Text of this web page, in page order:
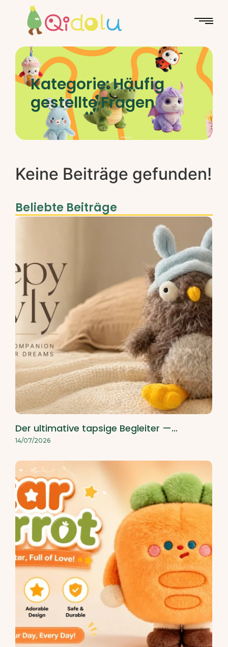
Kategorie:Häufig
gestellte Fragen
Keine Beiträge gefunden!
Beliebte Beiträge
Der ultimative tapsige Begleiter —…
14/07/2026